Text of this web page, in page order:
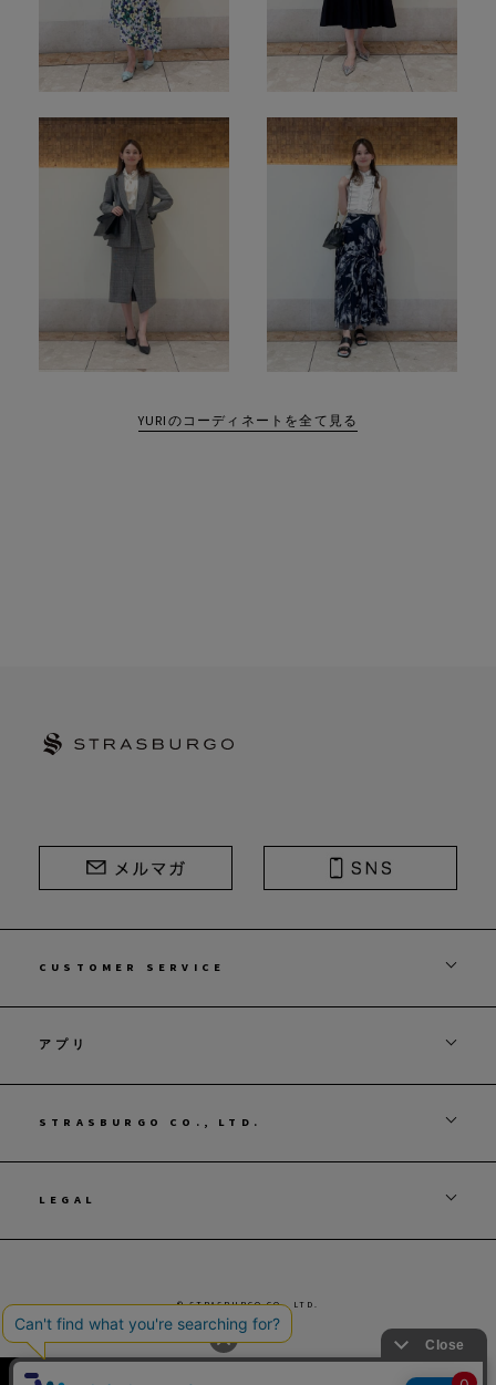
YURIのコーディネートを全て見る
CUSTOMER SERVICE
アプリ
STRASBURGO CO., LTD.
LEGAL
© STRASBURGO CO., LTD.